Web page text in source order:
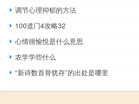
调节心理抑郁的方法
100道门4攻略32
心情很愉悦是什么意思
农学学些什么
“新诗数首骨犹存”的出处是哪里